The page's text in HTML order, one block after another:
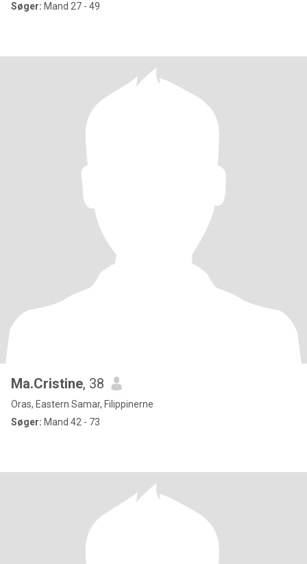
Søger: Mand 27 - 49
Ma.Cristine, 38
Oras, Eastern Samar, Filippinerne
Søger: Mand 42 - 73